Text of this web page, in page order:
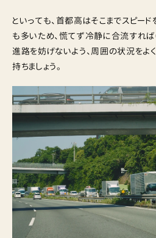
といっても、首都高はそこまでスピー
も多いため、慌てず冷静に合流すれ
進路を妨げないよう、周囲の状況をよ
持ちましょう。